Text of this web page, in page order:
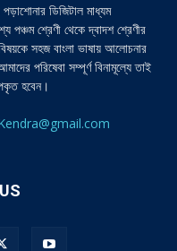
ডিজিটাল মাধ্যম
শ্রেণী থেকে দ্বাদশ শ্রেণীর
সহজ বাংলা ভাষায় আলোচনার
পরিষেবা সম্পূর্ণ বিনামূল্যে তাই
হবেন।